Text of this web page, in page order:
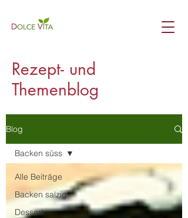
Rezept- und
Themenblog
Blog
Alle Beiträge
Backen salzig
Dessert
Backen süss